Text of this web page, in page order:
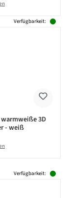
Verfügbarkeit:
3D
- weiß
Verfügbarkeit: